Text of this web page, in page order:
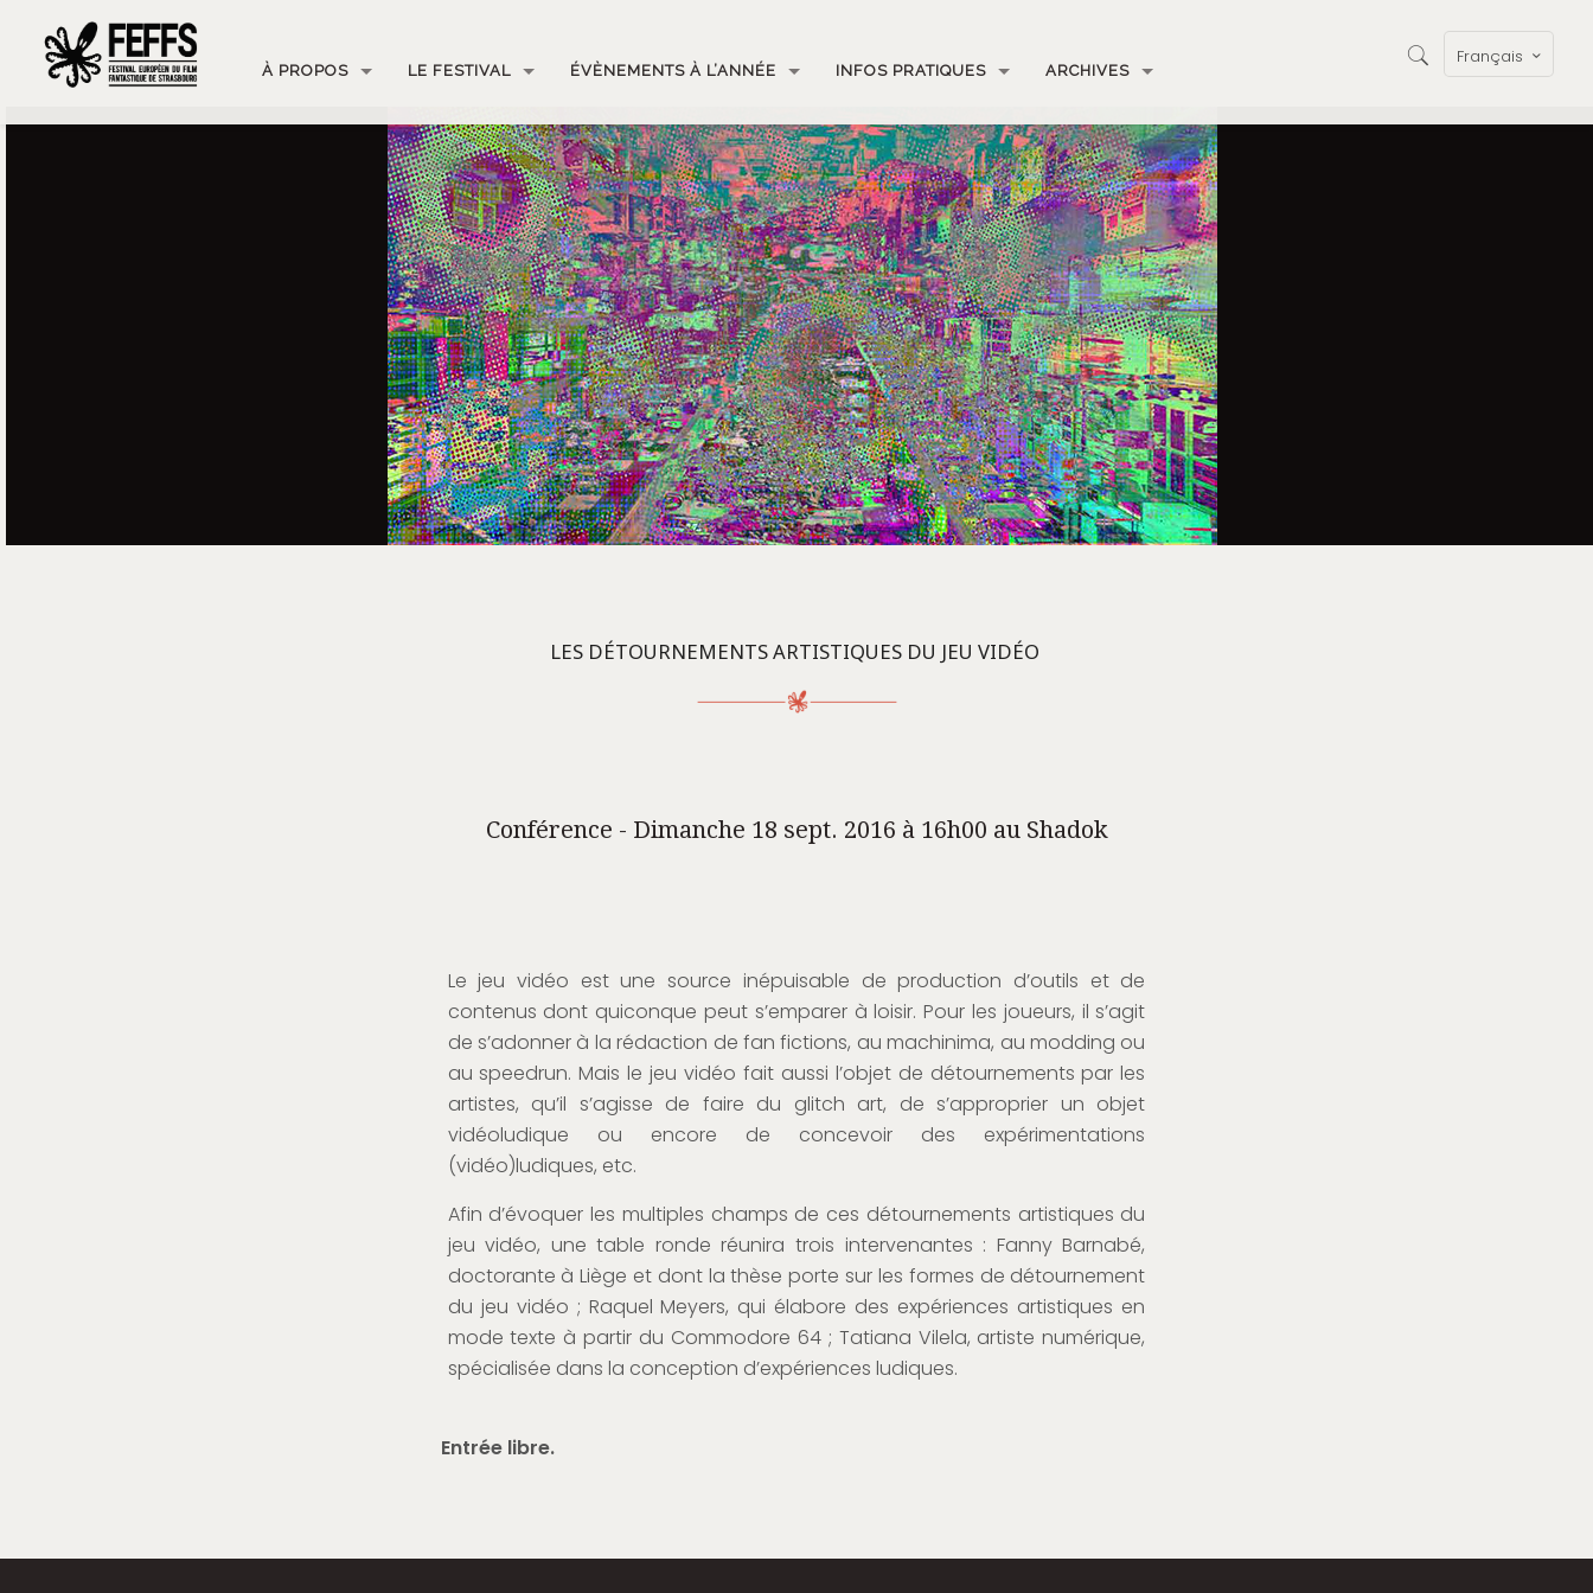
À PROPOS LE FESTIVAL ÉVÈNEMENTS À L’ANNÉE INFOS PRATIQUES ARCHIVES
Français
LES DÉTOURNEMENTS ARTISTIQUES DU JEU VIDÉO
Conférence - Dimanche 18 sept. 2016 à 16h00 au Shadok
Le jeu vidéo est une source inépuisable de production d’outils et de
contenus dont quiconque peut s’emparer à loisir. Pour les joueurs, il s’agit
de s’adonner à la rédaction de fan fictions, au machinima, au modding ou
au speedrun. Mais le jeu vidéo fait aussi l’objet de détournements par les
artistes, qu’il s’agisse de faire du glitch art, de s’approprier un objet
vidéoludique ou encore de concevoir des expérimentations
(vidéo)ludiques, etc.
Afin d’évoquer les multiples champs de ces détournements artistiques du
jeu vidéo, une table ronde réunira trois intervenantes : Fanny Barnabé,
doctorante à Liège et dont la thèse porte sur les formes de détournement
du jeu vidéo ; Raquel Meyers, qui élabore des expériences artistiques en
mode texte à partir du Commodore 64 ; Tatiana Vilela, artiste numérique,
spécialisée dans la conception d’expériences ludiques.
Entrée libre.